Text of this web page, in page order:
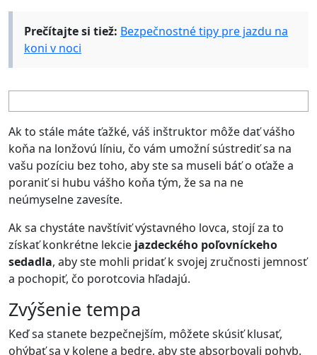
Prečítajte si tiež: Bezpečnostné tipy pre jazdu na
koni v noci
Ak to stále máte ťažké, váš inštruktor môže dať vášho
koňa na lonžovú líniu, čo vám umožní sústrediť sa na
vašu pozíciu bez toho, aby ste sa museli báť o oťaže a
poraniť si hubu vášho koňa tým, že sa na ne
neúmyselne zavesíte.
Ak sa chystáte navštíviť výstavného lovca, stojí za to
získať konkrétne lekcie jazdeckého poľovníckeho
sedadla, aby ste mohli pridať k svojej zručnosti jemnosť
a pochopiť, čo porotcovia hľadajú.
Zvýšenie tempa
Keď sa stanete bezpečnejším, môžete skúsiť klusať,
ohýbať sa v kolene a bedre, aby ste absorbovali pohyb.